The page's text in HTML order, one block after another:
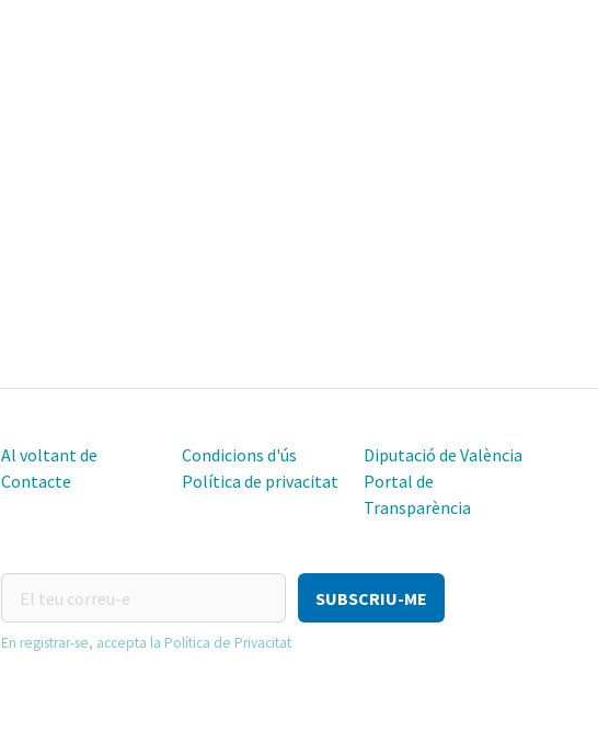
Al voltant de
Contacte
Condicions d'ús
Política de privacitat
Diputació de València
Portal de
Transparència
teu
correu-
En registrar-se, accepta la Política de Privacitat